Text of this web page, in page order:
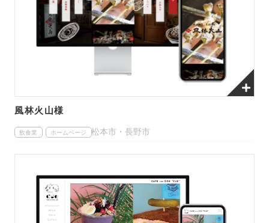
風林火山様
飲食業 ホームページ 松本市・長野市